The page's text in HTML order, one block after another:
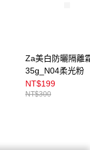
Za美白防曬隔離
35g_N04柔光粉
NT$199
NT$300